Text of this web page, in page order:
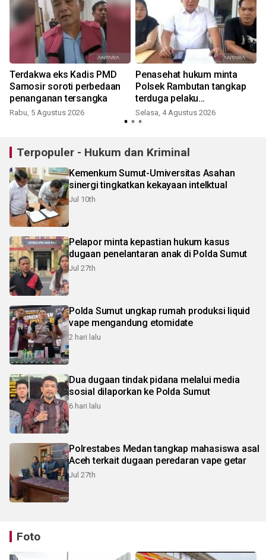
Terdakwa eks Kadis PMD
Samosir soroti perbedaan
penanganan tersangka
Rabu, 5 Agustus 2026
Penasehat hukum minta
Polsek Rambutan tangkap
terduga pelaku
penganiayaan anak
Selasa, 4 Agustus 2026
Terpopuler - Hukum dan Kriminal
Kemenkum Sumut-Umiversitas Asahan
sinergi tingkatkan kekayaan intelktual
Jul 10th
Pelapor minta kepastian hukum kasus
dugaan penelantaran anak di Polda Sumut
Jul 27th
Polda Sumut ungkap rumah produksi liquid
vape mengandung etomidate
2 hari lalu
Dua dugaan tindak pidana melalui media
sosial dilaporkan ke Polda Sumut
6 hari lalu
Polrestabes Medan tangkap mahasiswa asal
Aceh terkait dugaan peredaran vape getar
Jul 27th
Foto